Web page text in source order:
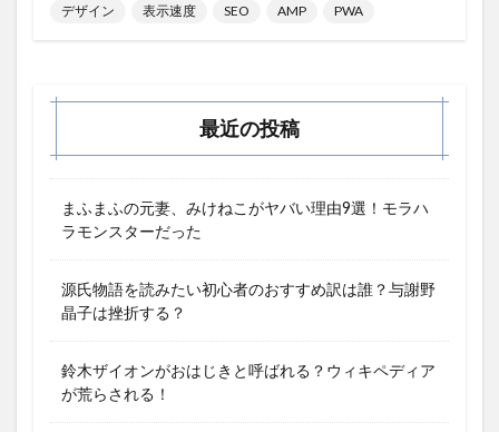
デザイン 表示速度 SEO AMP PWA
最近の投稿
まふまふの元妻、みけねこがヤバい理由9選！モラハ
ラモンスターだった
源氏物語を読みたい初心者のおすすめ訳は誰？与謝野
晶子は挫折する？
鈴木ザイオンがおはじきと呼ばれる？ウィキペディア
が荒らされる！